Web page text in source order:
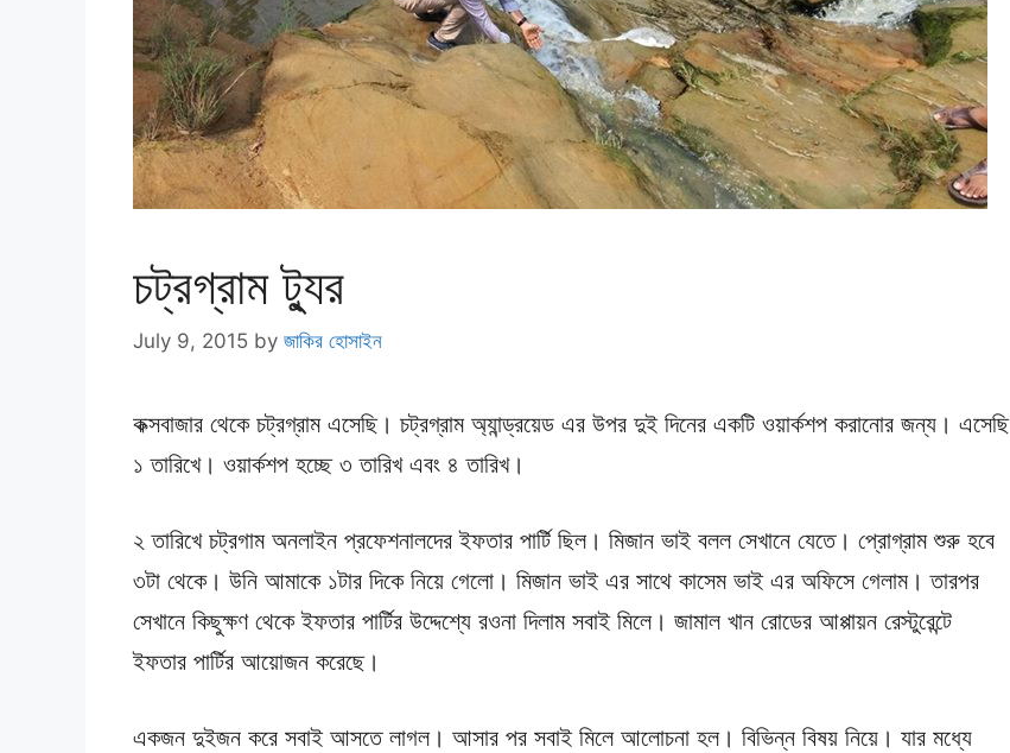
চট্রগ্রাম ট্যুর
July 9, 2015 by জাকির হোসাইন
কক্সবাজার থেকে চট্রগ্রাম এসেছি। চট্রগ্রাম অ্যান্ড্রয়েড এর উপর দুই দিনের একটি ওয়ার্কশপ করানোর জন্য। এসেছি
১ তারিখে। ওয়ার্কশপ হচ্ছে ৩ তারিখ এবং ৪ তারিখ।
২ তারিখে চট্রগাম অনলাইন প্রফেশনালদের ইফতার পার্টি ছিল। মিজান ভাই বলল সেখানে যেতে। প্রোগ্রাম শুরু হবে
৩টা থেকে। উনি আমাকে ১টার দিকে নিয়ে গেলো। মিজান ভাই এর সাথে কাসেম ভাই এর অফিসে গেলাম। তারপর
সেখানে কিছুক্ষণ থেকে ইফতার পার্টির উদ্দেশ্যে রওনা দিলাম সবাই মিলে। জামাল খান রোডের আপ্পায়ন রেস্টুরেন্টে
ইফতার পার্টির আয়োজন করেছে।
একজন দুইজন করে সবাই আসতে লাগল। আসার পর সবাই মিলে আলোচনা হল। বিভিন্ন বিষয় নিয়ে। যার মধ্যে